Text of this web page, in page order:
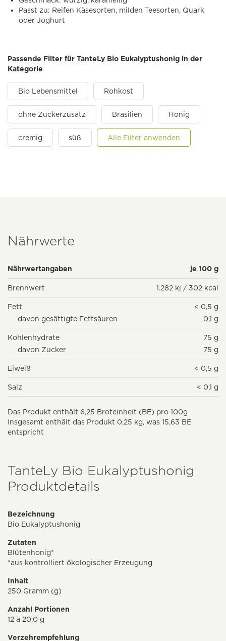
Passt zu: Reifen Käsesorten, milden Teesorten, Quark
oder Joghurt
Passende Filter für TanteLy Bio Eukalyptushonig in der
Kategorie
Bio Lebensmittel Rohkost
ohne Zuckerzusatz Brasilien Honig
cremig süß Alle Filter anwenden
Nährwerte
Nährwertangaben je 100 g
Brennwert 1.282 kj / 302 kcal
Fett
< 0,5 g
davon gesättigte Fettsäuren
0,1 g
Kohlenhydrate
75 g
davon Zucker
75 g
Eiweiß < 0,5 g
Salz < 0,1 g
Das Produkt enthält 6,25 Broteinheit (BE) pro 100g
Insgesamt enthält das Produkt 0,25 kg, was 15,63 BE
entspricht
TanteLy Bio Eukalyptushonig
Produktdetails
Bezeichnung
Bio Eukalyptushonig
Zutaten
Blütenhonig*
*aus kontrolliert ökologischer Erzeugung
Inhalt
250 Gramm (g)
Anzahl Portionen
12 à 20,0 g
Verzehrempfehlung